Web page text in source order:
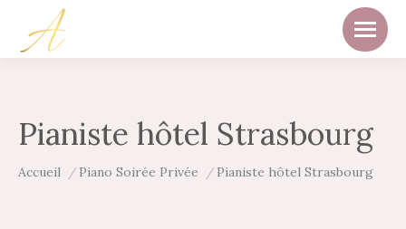
Pianiste hôtel Strasbourg
Vous êtes ici :
Accueil Piano Soirée Privée Pianiste hôtel Strasbourg